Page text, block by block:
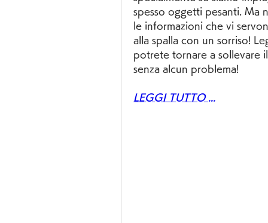
spesso oggetti pesanti. Ma
le informazioni che vi
alla spalla con un sorriso!
potrete tornare a sollevare
senza alcun problema!
LEGGI TUTTO ...